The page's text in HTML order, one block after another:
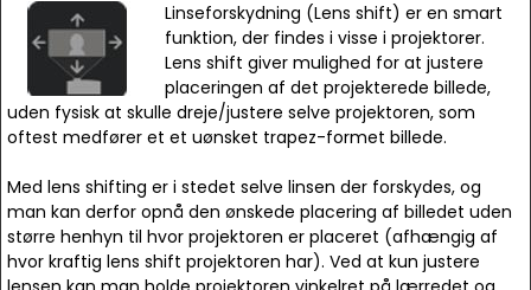
Linseforskydning (Lens shift) er en smart
funktion, der findes i visse i projektorer.
Lens shift giver mulighed for at justere
placeringen af det projekterede billede,
uden fysisk at skulle dreje/justere selve projektoren, som
oftest medfører et et uønsket trapez-formet billede.
Med lens shifting er i stedet selve linsen der forskydes, og
man kan derfor opnå den ønskede placering af billedet uden
større henhyn til hvor projektoren er placeret (afhængig af
hvor kraftig lens shift projektoren har). Ved at kun justere